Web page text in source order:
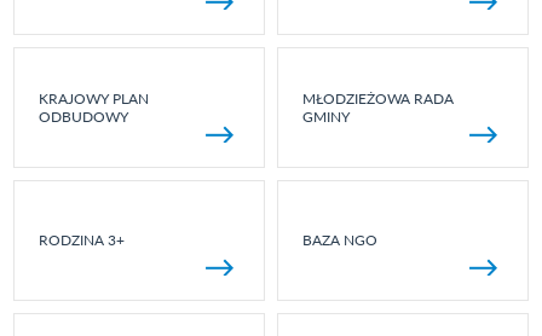
KRAJOWY PLAN
ODBUDOWY
MŁODZIEŻOWA RADA
GMINY
RODZINA 3+ BAZA NGO